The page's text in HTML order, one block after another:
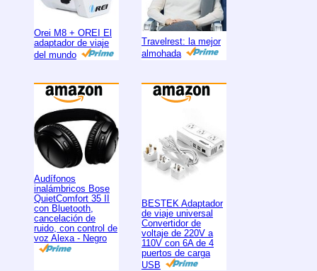
Orei M8 + OREI El
adaptador de viaje
del mundo
Travelrest: la mejor
almohada
Audífonos
inalámbricos Bose
QuietComfort 35 II
con Bluetooth,
cancelación de
ruido, con control de
voz Alexa - Negro
BESTEK Adaptador
de viaje universal
Convertidor de
voltaje de 220V a
110V con 6A de 4
puertos de carga
USB